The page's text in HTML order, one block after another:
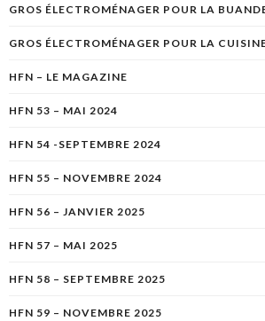
GROS ÉLECTROMÉNAGER POUR LA
GROS ÉLECTROMÉNAGER POUR LA
HFN – LE MAGAZINE
HFN 53 – MAI 2024
HFN 54 -SEPTEMBRE 2024
HFN 55 – NOVEMBRE 2024
HFN 56 – JANVIER 2025
HFN 57 – MAI 2025
HFN 58 – SEPTEMBRE 2025
HFN 59 – NOVEMBRE 2025